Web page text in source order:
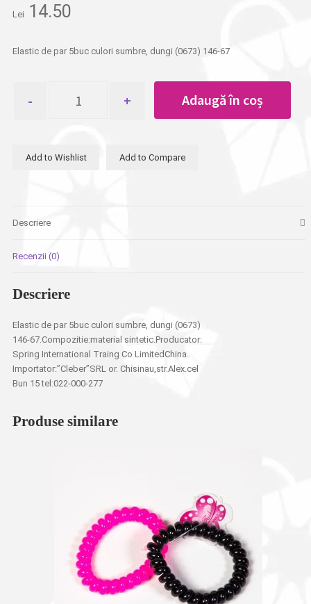
Lei 14.50
Elastic de par 5buc culori sumbre, dungi (0673) 146-67
Elastic
culori
Adaugă în coș
Add to Wishlist Add to Compare
Descriere
Recenzii (0)
Descriere
Elastic de par 5buc culori sumbre, dungi (0673)
146-67.Compozitie:material sintetic.Producator:
Spring International Traing Co LimitedChina.
Importator:”Cleber”SRL or. Chisinau,str.Alex.cel
Bun 15 tel:022-000-277
Produse similare